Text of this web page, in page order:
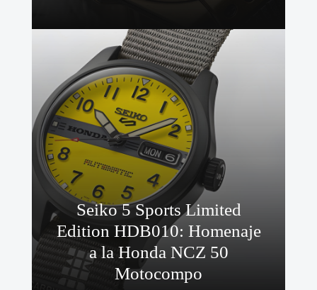
Seiko 5 Sports Limited
Edition HDB010: Homenaje
a la Honda NCZ 50
Motocompo